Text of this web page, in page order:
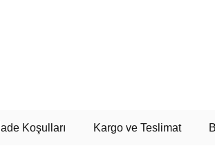
İade Koşulları Kargo ve Teslimat